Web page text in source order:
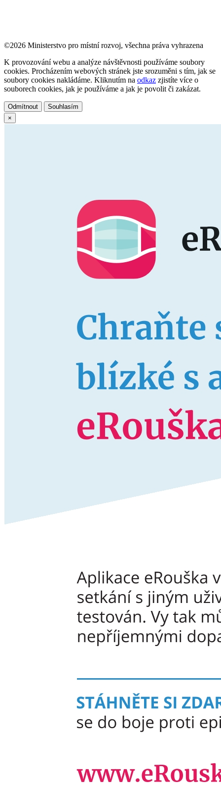
©2026 Ministerstvo pro místní rozvoj, všechna práva vyhrazena
K provozování webu a analýze návštěvnosti používáme soubory
cookies. Procházením webových stránek jste srozuměni s tím, jak se
soubory cookies nakládáme. Kliknutím na odkaz zjistíte více o
souborech cookies, jak je používáme a jak je povolit či zakázat.
Odmítnout
Souhlasím
×